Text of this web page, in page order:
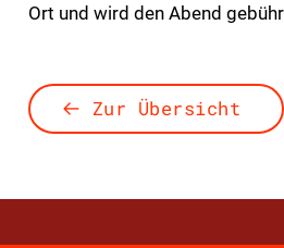
Ort und wird den Abend
Zur Übersicht